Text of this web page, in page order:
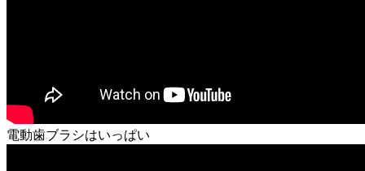
電動歯ブラシはいっぱい